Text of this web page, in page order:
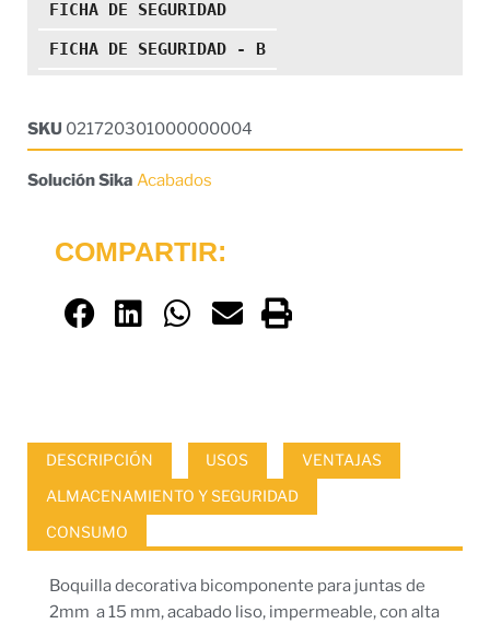
FICHA DE SEGURIDAD
FICHA DE SEGURIDAD - B
SKU 021720301000000004
Solución Sika Acabados
COMPARTIR:
DESCRIPCIÓN USOS
VENTAJAS
ALMACENAMIENTO Y SEGURIDAD
CONSUMO
Boquilla decorativa bicomponente para juntas de
2mm a 15 mm, acabado liso, impermeable, con alta